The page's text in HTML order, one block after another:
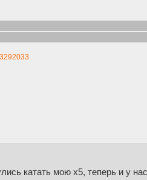
катать мою х5, теперь и у